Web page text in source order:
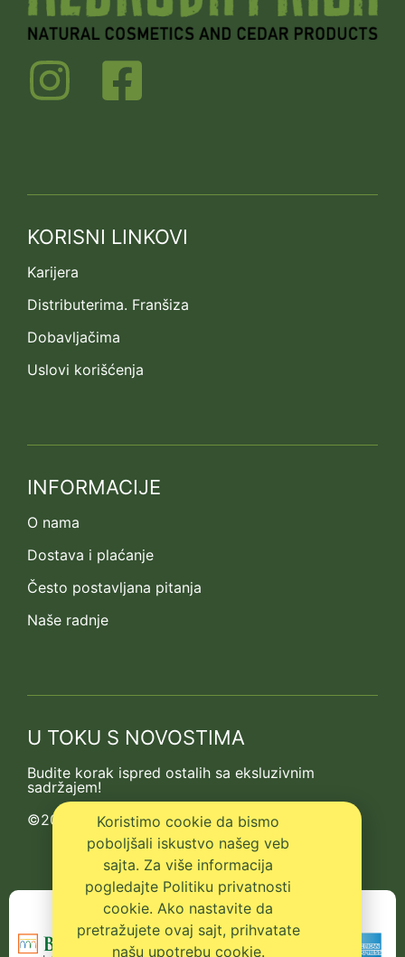
KORISNI LINKOVI
Karijera
Distributerima. Franšiza
Dobavljačima
Uslovi korišćenja
INFORMACIJE
O nama
Dostava i plaćanje
Često postavljana pitanja
Naše radnje
U TOKU S NOVOSTIMA
Budite korak ispred ostalih sa eksluzivnim
sadržajem!
©2013-2026 Kedrova prica
Koristimo cookie da bismo
poboljšali iskustvo našeg veb
sajta. Za više informacija
pogledajte Politiku privatnosti
cookie. Ako nastavite da
pretražujete ovaj sajt, prihvatate
našu upotrebu cookie.